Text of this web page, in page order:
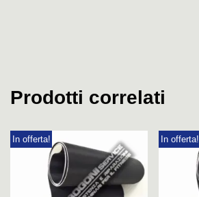
Prodotti correlati
In offerta! In offerta!